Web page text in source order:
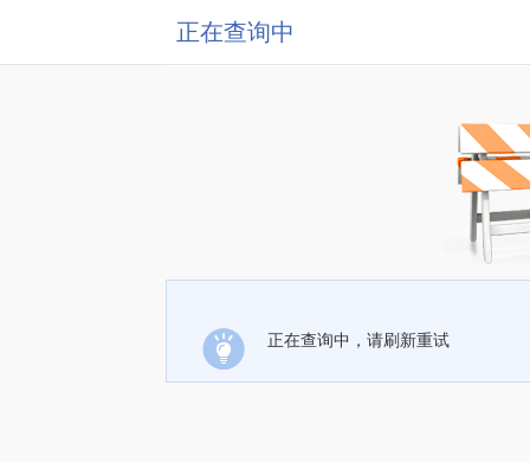
正在查询中
正在查询中，请刷新重试